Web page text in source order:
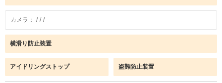
カメラ：-/-/-/-
横滑り防止装置
アイドリングストップ 盗難防止装置